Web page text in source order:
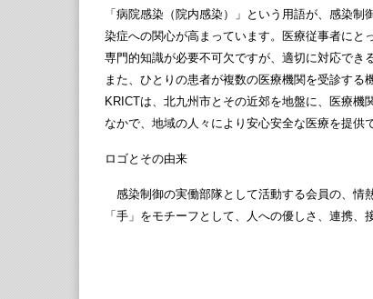
「病院感染（院内感染）」という用語が、感染
染症への関心が高まっています。医療従事者にと
専門的知識が必要不可欠ですが、適切に対応でき
また、ひとりの患者が複数の医療機関を受診する
KRICTは、北九州市とその近郊を地盤に、医療
なかで、地域の人々により安心安全な医療を提供
ロゴとその由来
感染制御の実働部隊として活動する会員の、情
「手」をモチーフとして、人への優しさ、連携、